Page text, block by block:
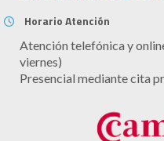
Horario Atención
Atención telefónica y
viernes)
Presencial mediante cita